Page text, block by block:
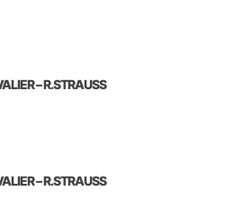
– R.STRAUSS
– R.STRAUSS